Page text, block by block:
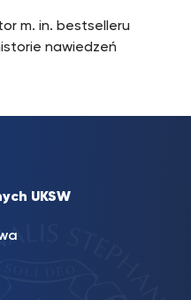
m. in. bestselleru
nawiedzeń
UKSW